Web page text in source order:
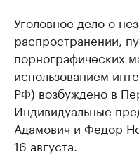
Уголовное дело о
распространении,
порнографических
использованием
РФ) возбуждено в
Индивидуальные
Адамович и Федор
16 августа.